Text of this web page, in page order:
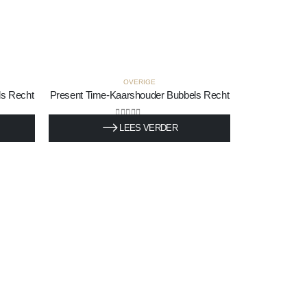
Recht
LEES VERDER
OVERIGE
Present Time-Kaarshouder Bubbels Recht
0 out of 5
Incl. BTW